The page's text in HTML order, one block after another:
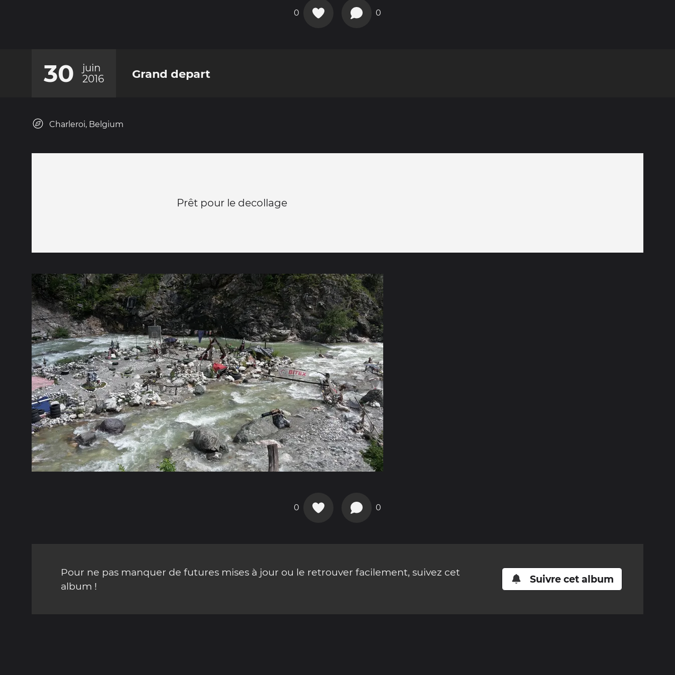
0 0
30
juin
2016
Grand depart
Charleroi, Belgium
Prêt pour le decollage
0 0
Pour ne pas manquer de futures mises à jour ou le retrouver facilement, suivez cet
album !
Suivre cet album